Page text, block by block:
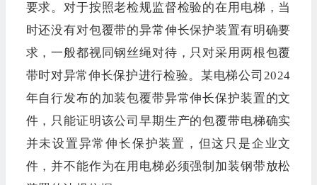
要求。对于按照老检规监督检验的在用电梯，当
时还没有对包覆带的异常伸长保护装置有明确要
求，一般都视同钢丝绳对待，只对采用两根包覆
带时对异常伸长保护进行检验。某电梯公司2024
年自行发布的加装包覆带异常伸长保护装置的文
件，只能证明该公司早期生产的包覆带电梯确实
并未设置异常伸长保护装置，但这只是企业文
件，并不能作为在用电梯必须强制加装钢带放松